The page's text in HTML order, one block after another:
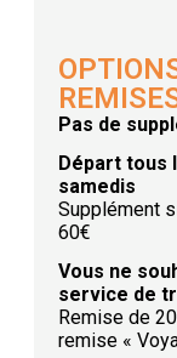
Pas de
Départ tous
samedis
Supplément
60€
Vous ne
service de
Remise de
remise «